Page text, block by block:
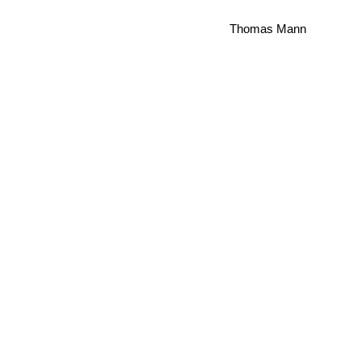
Thomas Mann